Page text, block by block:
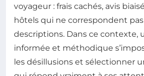
voyageur : frais cachés, avis
hôtels qui ne correspondent
descriptions. Dans ce contexte,
informée et méthodique
les désillusions et sélectionner